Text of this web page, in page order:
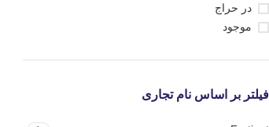
در حراج
موجود
فیلتر بر اساس نام تجاری